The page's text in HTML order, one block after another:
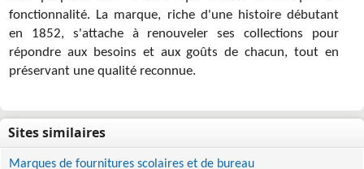
fonctionnalité. La marque, riche d'une histoire débutant
en 1852, s'attache à renouveler ses collections pour
répondre aux besoins et aux goûts de chacun, tout en
préservant une qualité reconnue.
Marques de fournitures scolaires et de bureau